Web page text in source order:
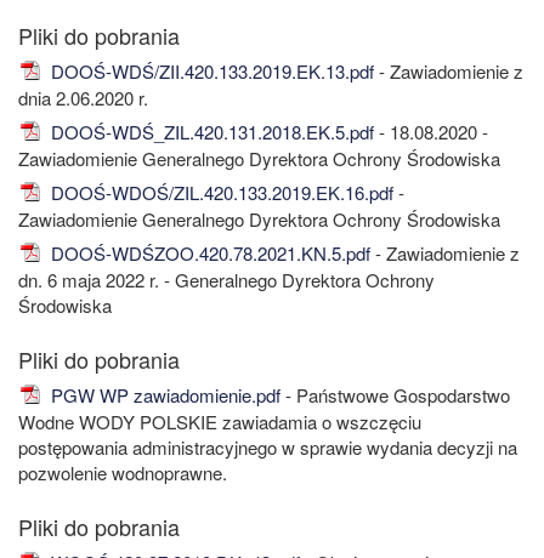
DOOŚ-WDŚ/ZII.420.133.2019.EK.13.pdf- Zawiadomienie z
dnia 2.06.2020 r.
DOOŚ-WDŚ_ZIL.420.131.2018.EK.5.pdf- 18.08.2020 -
Zawiadomienie Generalnego Dyrektora Ochrony Środowiska
DOOŚ-WDOŚ/ZIL.420.133.2019.EK.16.pdf-
Zawiadomienie Generalnego Dyrektora Ochrony Środowiska
DOOŚ-WDŚZOO.420.78.2021.KN.5.pdf- Zawiadomienie z
dn. 6 maja 2022 r. - Generalnego Dyrektora Ochrony
Środowiska
PGW WP zawiadomienie.pdf- Państwowe Gospodarstwo
Wodne WODY POLSKIE zawiadamia o wszczęciu
postępowania administracyjnego w sprawie wydania decyzji na
pozwolenie wodnoprawne.